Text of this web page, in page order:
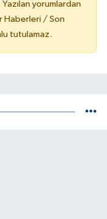
yorumlardan
Haberleri / Son
tutulamaz.